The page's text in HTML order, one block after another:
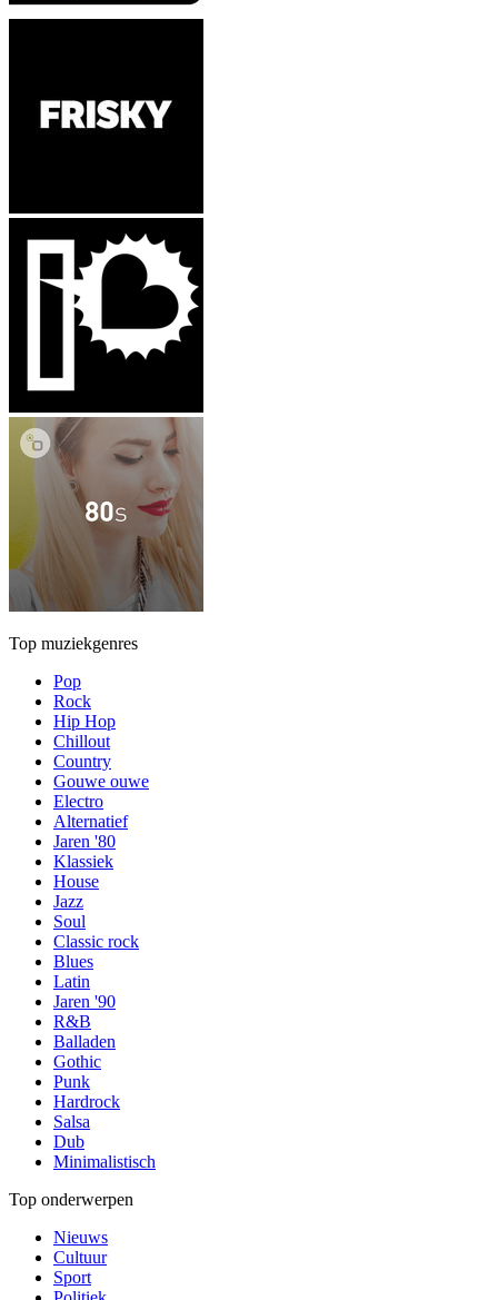
Top muziekgenres
Pop
Rock
Hip Hop
Chillout
Country
Gouwe ouwe
Electro
Alternatief
Jaren '80
Klassiek
House
Jazz
Soul
Classic rock
Blues
Latin
Jaren '90
R&B
Balladen
Gothic
Punk
Hardrock
Salsa
Dub
Minimalistisch
Top onderwerpen
Nieuws
Cultuur
Sport